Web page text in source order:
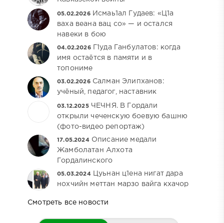
05.02.2026
Исмаь1ал Гудаев: «Ц1а
ваха веана вац со» — и остался
навеки в бою
04.02.2026
Г1уда Ганбулатов: когда
имя остаётся в памяти и в
топониме
03.02.2026 Салман Элипханов:
учёный, педагог, наставник
03.12.2025 ЧЕЧНЯ. В Гордали
открыли чеченскую боевую башню
(фото-видео репортаж)
17.05.2024 Описание медали
Жамболатан Алхота
Гордалинского
05.03.2024
Цуьнан ц1ена нигат дара
нохчийн меттан марзо вайга кхачор
Смотреть все новости